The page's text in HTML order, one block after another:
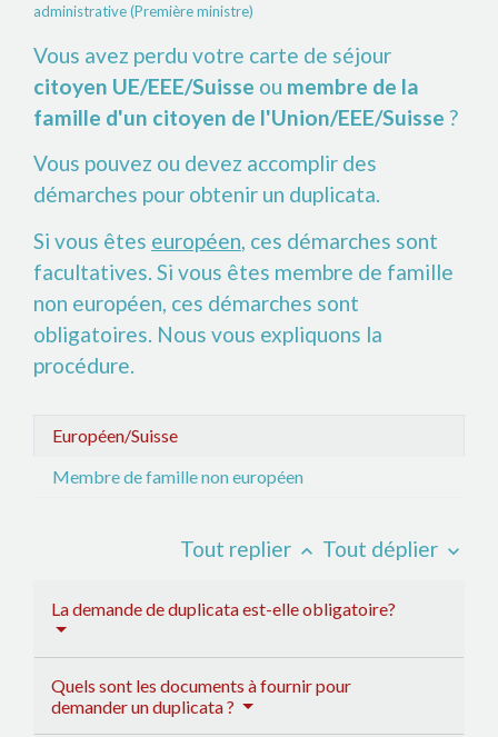
administrative (Première ministre)
Vous avez perdu votre carte de séjour
citoyen UE/EEE/Suisse ou membre de la
famille d'un citoyen de l'Union/EEE/Suisse ?
Vous pouvez ou devez accomplir des
démarches pour obtenir un duplicata.
Si vous êtes européen, ces démarches sont
facultatives. Si vous êtes membre de famille
non européen, ces démarches sont
obligatoires. Nous vous expliquons la
procédure.
Européen/Suisse
Membre de famille non européen
Tout replier keyboard_arrow_up Tout déplier keyboard_arrow_down
La demande de duplicata est-elle obligatoire?
Quels sont les documents à fournir pour
demander un duplicata ?